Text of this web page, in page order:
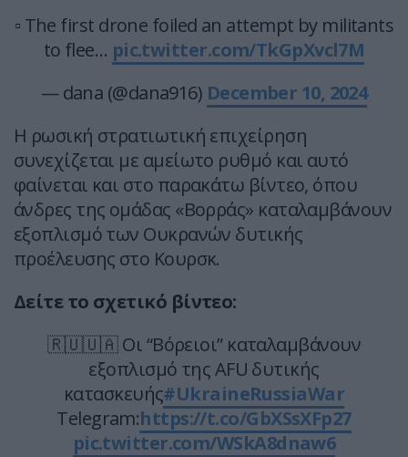
▫️ The first drone foiled an attempt by militants
to flee… pic.twitter.com/TkGpXvcl7M
— dana (@dana916) December 10, 2024
H ρωσική στρατιωτική επιχείρηση
συνεχίζεται με αμείωτο ρυθμό και αυτό
φαίνεται και στο παρακάτω βίντεο, όπου
άνδρες της ομάδας «Βορράς» καταλαμβάνουν
εξοπλισμό των Ουκρανών δυτικής
προέλευσης στο Κουρσκ.
Δείτε το σχετικό βίντεο:
🇷🇺🇺🇦 Οι “Βόρειοι” καταλαμβάνουν
εξοπλισμό της AFU δυτικής
κατασκευής#UkraineRussiaWar️️
Telegram:https://t.co/GbXSsXFp27
pic.twitter.com/WSkA8dnaw6